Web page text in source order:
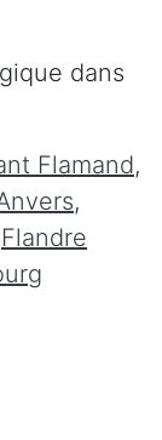
dans
Flamand,
,
Flandre